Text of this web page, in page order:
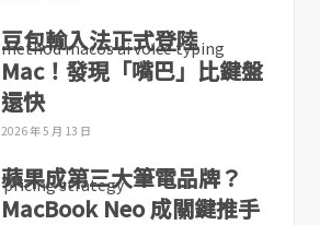
豆包輸入法正式登陸
Mac！發現「嘴巴」比鍵盤
還快
2026 年 5 月 13 日
蘋果成第三大筆電品牌？
MacBook Neo 成關鍵推手